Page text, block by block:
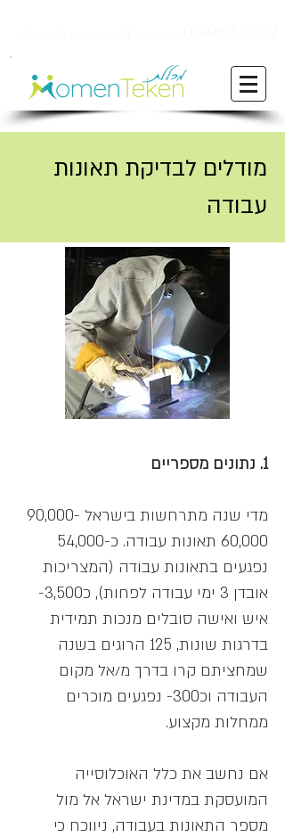
מודלים לבדיקת תאונות
עבודה
1. נתונים מספריים
מדי שנה מתרחשות בישראל 90,000-
60,000 תאונות עבודה. כ-54,000
נפגעים בתאונות עבודה (המצריכות
אובדן 3 ימי עבודה לפחות), כ3,500-
איש ואישה סובלים מנכות תמידית
בדרגות שונות, 125 הרוגים בשנה
שמחציתם קרו בדרך מ/אל מקום
העבודה וכ300- נפגעים מוכרים
ממחלות מקצוע.
אם נחשב את כלל האוכלוסייה
המועסקת במדינת ישראל אל מול
מספר התאונות בעבודה, ניווכח כי